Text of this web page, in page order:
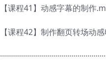
【课程41】动感字幕的制作
【课程42】制作翻页转场动